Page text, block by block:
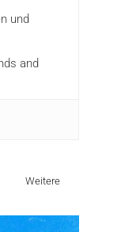
und
and
Weitere